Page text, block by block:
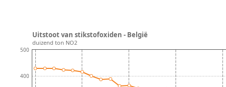
400
500
Uitstoot van stikstofoxiden - België
duizend ton NO2